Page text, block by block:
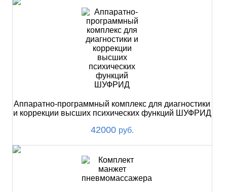
Аппаратно-программный комплекс для диагностики
и коррекции высших психических функций ШУФРИД
42000 руб.